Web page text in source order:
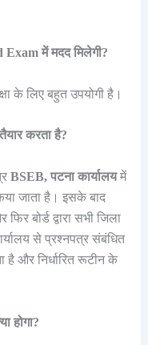
में मदद मिलेगी?
के लिए बहुत उपयोगी है।
करता है?
BSEB, पटना कार्यालयमें
जाता है। इसके बाद
बोर्ड द्वारा सभी जिला
से प्रश्नपत्र संबंधित
है और निर्धारित रूटीन के
होगा?